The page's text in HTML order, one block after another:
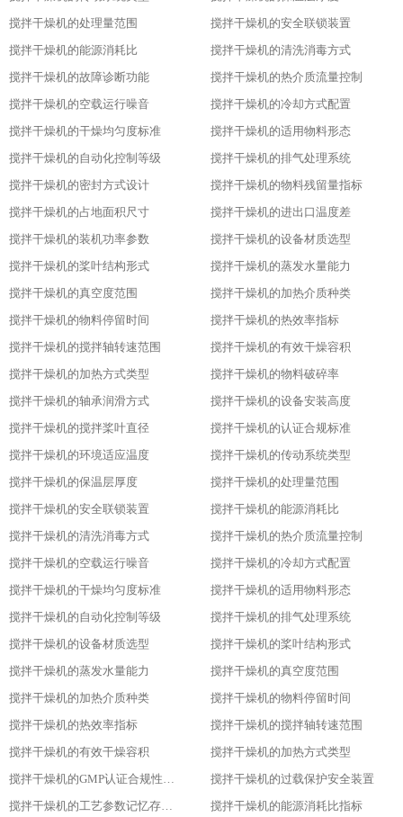
搅拌干燥机的处理量范围
搅拌干燥机的安全联锁装置
搅拌干燥机的能源消耗比
搅拌干燥机的清洗消毒方式
搅拌干燥机的故障诊断功能
搅拌干燥机的热介质流量控制
搅拌干燥机的空载运行噪音
搅拌干燥机的冷却方式配置
搅拌干燥机的干燥均匀度标准
搅拌干燥机的适用物料形态
搅拌干燥机的自动化控制等级
搅拌干燥机的排气处理系统
搅拌干燥机的密封方式设计
搅拌干燥机的物料残留量指标
搅拌干燥机的占地面积尺寸
搅拌干燥机的进出口温度差
搅拌干燥机的装机功率参数
搅拌干燥机的设备材质选型
搅拌干燥机的桨叶结构形式
搅拌干燥机的蒸发水量能力
搅拌干燥机的真空度范围
搅拌干燥机的加热介质种类
搅拌干燥机的物料停留时间
搅拌干燥机的热效率指标
搅拌干燥机的搅拌轴转速范围
搅拌干燥机的有效干燥容积
搅拌干燥机的加热方式类型
搅拌干燥机的物料破碎率
搅拌干燥机的轴承润滑方式
搅拌干燥机的设备安装高度
搅拌干燥机的搅拌桨叶直径
搅拌干燥机的认证合规标准
搅拌干燥机的环境适应温度
搅拌干燥机的传动系统类型
搅拌干燥机的保温层厚度
搅拌干燥机的处理量范围
搅拌干燥机的安全联锁装置
搅拌干燥机的能源消耗比
搅拌干燥机的清洗消毒方式
搅拌干燥机的热介质流量控制
搅拌干燥机的空载运行噪音
搅拌干燥机的冷却方式配置
搅拌干燥机的干燥均匀度标准
搅拌干燥机的适用物料形态
搅拌干燥机的自动化控制等级
搅拌干燥机的排气处理系统
搅拌干燥机的设备材质选型
搅拌干燥机的桨叶结构形式
搅拌干燥机的蒸发水量能力
搅拌干燥机的真空度范围
搅拌干燥机的加热介质种类
搅拌干燥机的物料停留时间
搅拌干燥机的热效率指标
搅拌干燥机的搅拌轴转速范围
搅拌干燥机的有效干燥容积
搅拌干燥机的加热方式类型
搅拌干燥机的GMP认证合规性设计
搅拌干燥机的过载保护安全装置
搅拌干燥机的工艺参数记忆存储功能
搅拌干燥机的能源消耗比指标